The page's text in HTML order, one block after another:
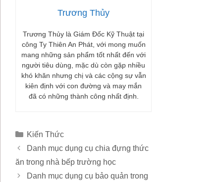
Trương Thủy
Trương Thủy là Giám Đốc Kỹ Thuật tại
công Ty Thiên An Phát, với mong muốn
mang những sản phẩm tốt nhất đến với
người tiêu dùng, mặc dù còn gặp nhiều
khó khăn nhưng chị và các cộng sự vẫn
kiên định với con đường và may mắn
đã có những thành công nhất định.
Danh
mục
Kiến Thức
Danh mục dụng cụ chia đựng thức
ăn trong nhà bếp trường học
Danh mục dụng cụ bảo quản trong